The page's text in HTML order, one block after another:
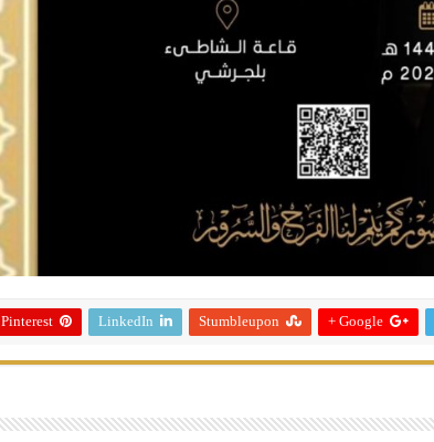
Google +
Stumbleupon
LinkedIn
Pinterest